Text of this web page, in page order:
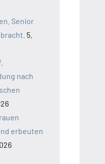
Senior
5.
nach
erbeuten